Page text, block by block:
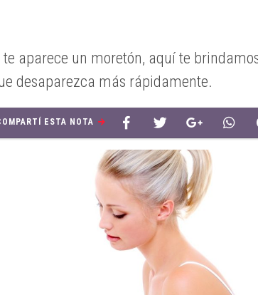
aparece un moretón, aquí te
desaparezca más rápidamente.
ESTA NOTA